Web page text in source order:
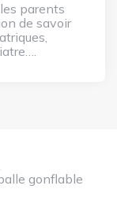
parents
de savoir
gonflable